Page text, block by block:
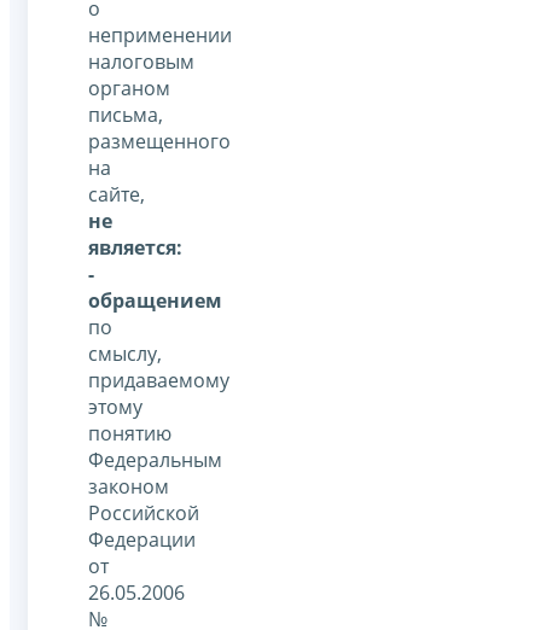
о
неприменении
налоговым
органом
письма,
размещенного
на
сайте,
не
является:
-
обращением
по
смыслу,
придаваемому
этому
понятию
Федеральным
законом
Российской
Федерации
от
26.05.2006
№